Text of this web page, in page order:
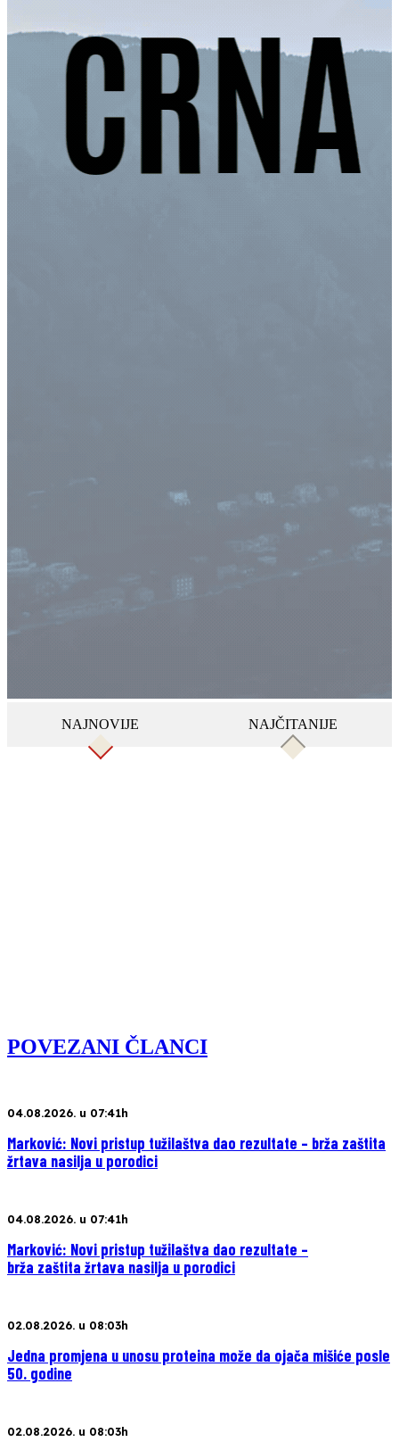
NAJNOVIJE NAJČITANIJE
POVEZANI ČLANCI
04.08.2026. u 07:41h
Marković: Novi pristup tužilaštva dao rezultate – brža zaštita
žrtava nasilja u porodici
04.08.2026. u 07:41h
Marković: Novi pristup tužilaštva dao rezultate –
brža zaštita žrtava nasilja u porodici
02.08.2026. u 08:03h
Jedna promjena u unosu proteina može da ojača mišiće posle
50. godine
02.08.2026. u 08:03h